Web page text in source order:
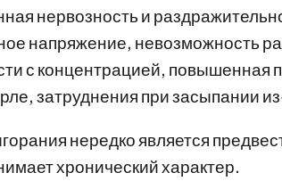
нервозность и
напряжение, невозможность
с концентрацией, повышенная
затруднения при засыпании
нередко является
хронический характер.